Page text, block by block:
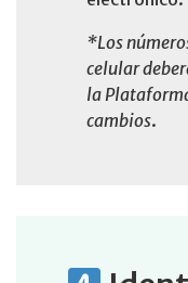
*Los
celular
la
cambios.